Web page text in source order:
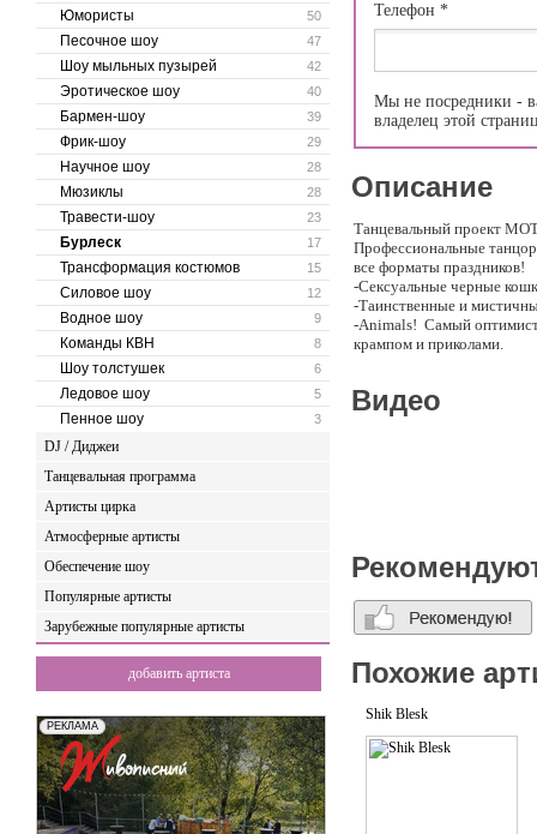
50
Юмористы
47
Песочное шоу
42
Шоу мыльных пузырей
40
Эротическое шоу
39
Бармен-шоу
29
Фрик-шоу
28
Научное шоу
28
Мюзиклы
23
Травести-шоу
17
Бурлеск
15
Трансформация костюмов
12
Силовое шоу
9
Водное шоу
8
Команды КВН
6
Шоу толстушек
5
Ледовое шоу
3
Пенное шоу
DJ / Диджеи
Танцевальная программа
Артисты цирка
Атмосферные артисты
Обеспечение шоу
Популярные артисты
Зарубежные популярные артисты
добавить артиста
Телефон *
Мы не посредники -
владелец этой
Описание
Танцевальный проект
Профессиональные
все форматы праздников!
-Сексуальные черные
-Таинственные и
-Animals! Самый
крампом и приколами.
-Номер на День Святого
-Бурлеск, МуленРуж
-Мастер-классы
-Интерактивы
-Анимация
Видео
Похожие
Shik Blesk